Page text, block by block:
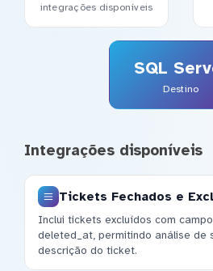
integrações disponíveis
SQL
Destino
Integrações disponíveis
Tickets Fechados e
Inclui tickets excluídos com
deleted_at, permitindo análise de
descrição do ticket.